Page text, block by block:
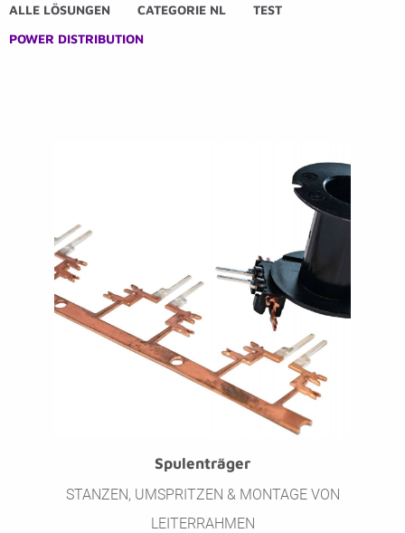
ALLE LÖSUNGEN CATEGORIE NL
TEST
POWER DISTRIBUTION
Spulenträger
STANZEN, UMSPRITZEN & MONTAGE VON
LEITERRAHMEN